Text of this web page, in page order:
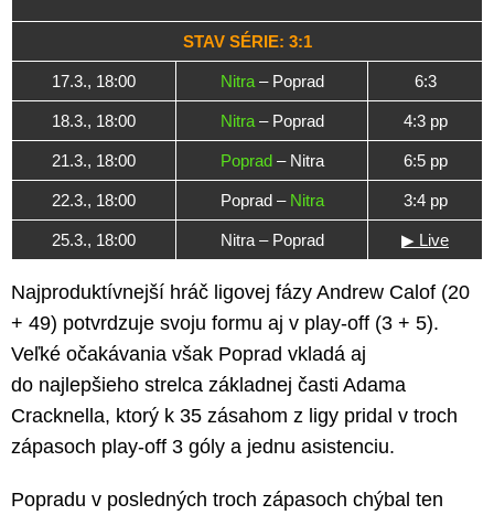
STAV SÉRIE: 3:1
17.3., 18:00 Nitra– Poprad 6:3
18.3., 18:00 Nitra– Poprad 4:3 pp
21.3., 18:00 Poprad– Nitra 6:5 pp
22.3., 18:00 Poprad – Nitra 3:4 pp
25.3., 18:00 Nitra – Poprad ▶ Live
Najproduktívnejší hráč ligovej fázy Andrew Calof (20
+ 49) potvrdzuje svoju formu aj v play-off (3 + 5).
Veľké očakávania však Poprad vkladá aj
do najlepšieho strelca základnej časti Adama
Cracknella, ktorý k 35 zásahom z ligy pridal v troch
zápasoch play-off 3 góly a jednu asistenciu.
Popradu v posledných troch zápasoch chýbal ten